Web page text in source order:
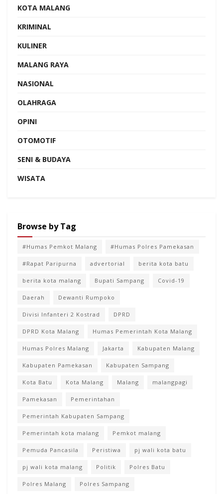
KOTA MALANG
KRIMINAL
KULINER
MALANG RAYA
NASIONAL
OLAHRAGA
OPINI
OTOMOTIF
SENI & BUDAYA
WISATA
Browse by Tag
#Humas Pemkot Malang #Humas Polres Pamekasan
#Rapat Paripurna advertorial berita kota batu
berita kota malang Bupati Sampang Covid-19
Daerah Dewanti Rumpoko
Divisi Infanteri 2 Kostrad DPRD
DPRD Kota Malang Humas Pemerintah Kota Malang
Humas Polres Malang Jakarta Kabupaten Malang
Kabupaten Pamekasan Kabupaten Sampang
Kota Batu Kota Malang Malang malangpagi
Pamekasan Pemerintahan
Pemerintah Kabupaten Sampang
Pemerintah kota malang Pemkot malang
Pemuda Pancasila Peristiwa pj wali kota batu
pj wali kota malang Politik Polres Batu
Polres Malang Polres Sampang